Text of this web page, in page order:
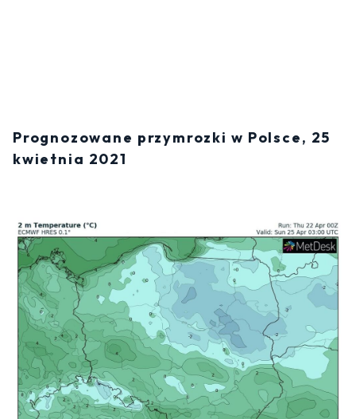
Prognozowane przymrozki w Polsce, 25
kwietnia 2021